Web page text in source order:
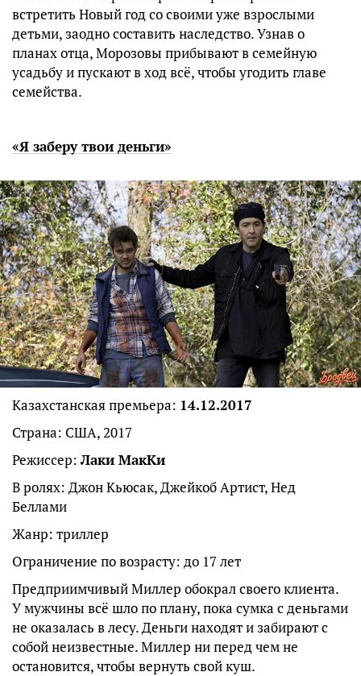
встретить Новый год со своими уже взрослыми
детьми, заодно составить наследство. Узнав о
планах отца, Морозовы прибывают в семейную
усадьбу и пускают в ход всё, чтобы угодить главе
семейства.
«Я заберу твои деньги»
Казахстанская премьера: 14.12.2017
Страна: США, 2017
Режиссер: Лаки МакКи
В ролях: Джон Кьюсак, Джейкоб Артист, Нед
Беллами
Жанр: триллер
Ограничение по возрасту: до 17 лет
Предприимчивый Миллер обокрал своего клиента.
У мужчины всё шло по плану, пока сумка с деньгами
не оказалась в лесу. Деньги находят и забирают с
собой неизвестные. Миллер ни перед чем не
остановится, чтобы вернуть свой куш.